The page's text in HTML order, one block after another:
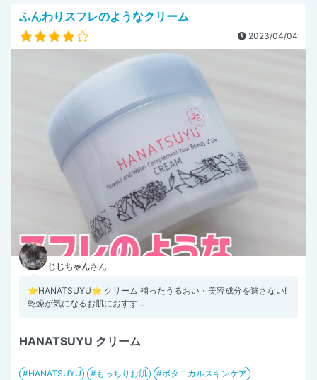
ふんわりスフレのようなクリーム
2023/04/04
じじちゃんさん
⭐️HANATSUYU⭐️ クリーム 補ったうるおい・美容成分を逃さない!
乾燥が気になるお肌におすす...
HANATSUYU クリーム
HANATSUYU もっちりお肌
ボタニカルスキンケア